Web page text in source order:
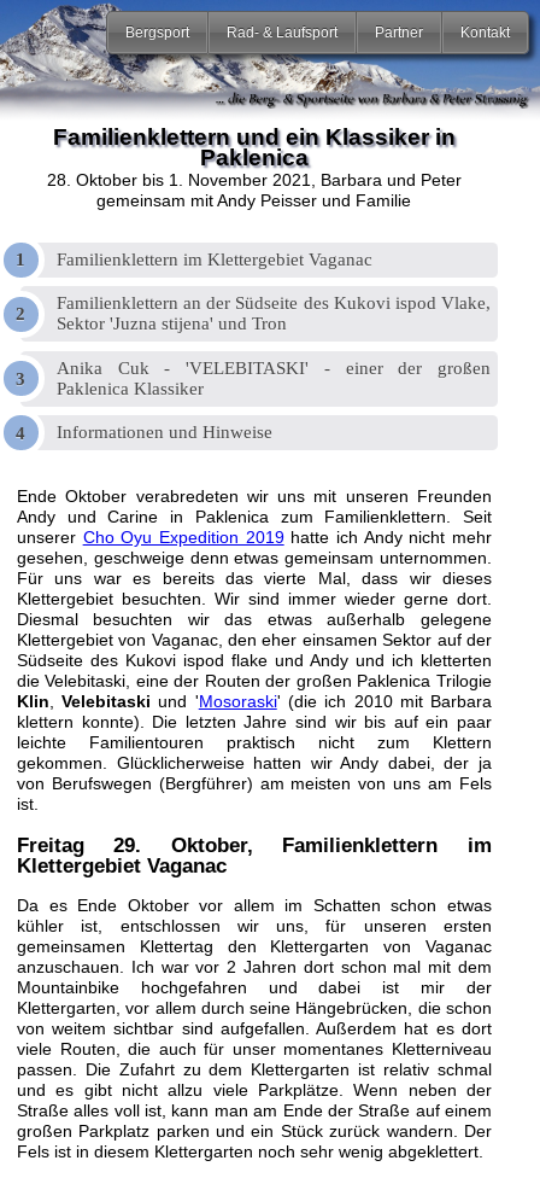
Bergsport Rad- & Laufsport Partner Kontakt
Familienklettern und ein Klassiker in
Paklenica
28. Oktober bis 1. November 2021
, Barbara und Peter
gemeinsam mit Andy Peisser und Familie
Familienklettern im Klettergebiet Vaganac
Familienklettern an der Südseite des Kukovi ispod Vlake,
Sektor 'Juzna stijena' und Tron
Anika Cuk - 'VELEBITASKI' - einer der großen
Paklenica Klassiker
Informationen und Hinweise
Ende Oktober verabredeten wir uns mit unseren Freunden
Andy und Carine in Paklenica zum Familienklettern. Seit
unserer Cho Oyu Expedition 2019hatte ich Andy nicht mehr
gesehen, geschweige denn etwas gemeinsam unternommen.
Für uns war es bereits das vierte Mal, dass wir dieses
Klettergebiet besuchten. Wir sind immer wieder gerne dort.
Diesmal besuchten wir das etwas außerhalb gelegene
Klettergebiet von Vaganac, den eher einsamen Sektor auf der
Südseite des Kukovi ispod flake und Andy und ich kletterten
die Velebitaski, eine der Routen der großen Paklenica Trilogie
Klin,Velebitaski und 'Mosoraski' (die ich 2010 mit Barbara
klettern konnte). Die letzten Jahre sind wir bis auf ein paar
leichte Familientouren praktisch nicht zum Klettern
gekommen. Glücklicherweise hatten wir Andy dabei, der ja
von Berufswegen (Bergführer) am meisten von uns am Fels
ist.
Freitag 29. Oktober, Familienklettern im
Klettergebiet Vaganac
Da es Ende Oktober vor allem im Schatten schon etwas
kühler ist, entschlossen wir uns, für unseren ersten
gemeinsamen Klettertag den Klettergarten von Vaganac
anzuschauen. Ich war vor 2 Jahren dort schon mal mit dem
Mountainbike hochgefahren und dabei ist mir der
Klettergarten, vor allem durch seine Hängebrücken, die schon
von weitem sichtbar sind aufgefallen. Außerdem hat es dort
viele Routen, die auch für unser momentanes Kletterniveau
passen. Die Zufahrt zu dem Klettergarten ist relativ schmal
und es gibt nicht allzu viele Parkplätze. Wenn neben der
Straße alles voll ist, kann man am Ende der Straße auf einem
großen Parkplatz parken und ein Stück zurück wandern. Der
Fels ist in diesem Klettergarten noch sehr wenig abgeklettert.